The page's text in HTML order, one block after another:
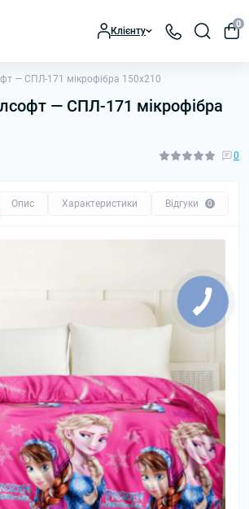
Клієнту
0
— СПЛ-171 мікрофібра 150x210
— СПЛ-171 мікрофібра
0
Опис Характеристики Відгуки 0